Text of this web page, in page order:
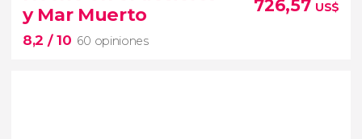
el desierto de Uadi Rum
y Mar Muerto
8,2 / 10 60 opiniones
726,57 US$